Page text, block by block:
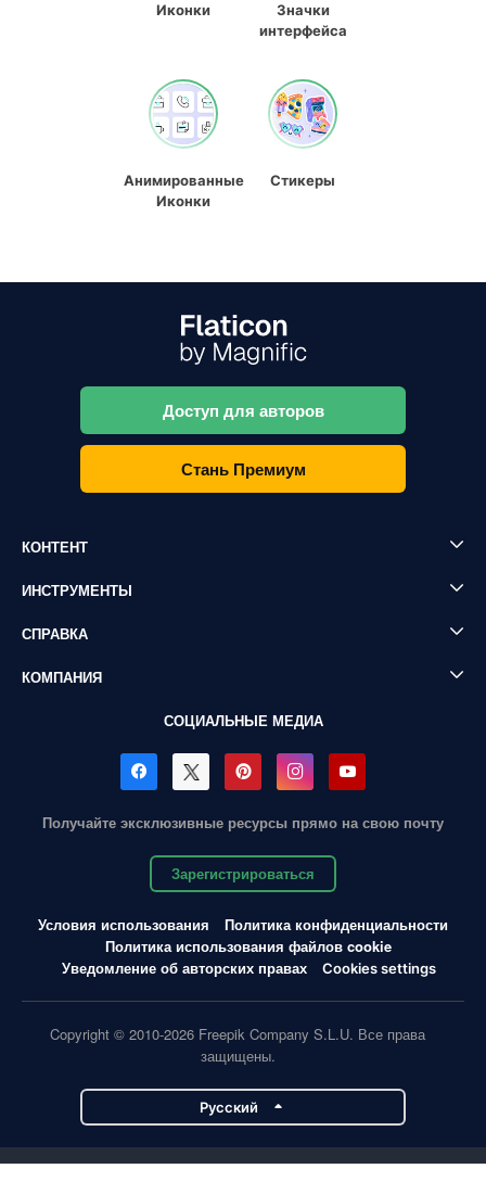
Иконки
Значки
интерфейса
Анимированные
Иконки
Стикеры
Доступ для авторов
Стань Премиум
КОНТЕНТ
ИНСТРУМЕНТЫ
СПРАВКА
КОМПАНИЯ
СОЦИАЛЬНЫЕ МЕДИА
Получайте эксклюзивные ресурсы прямо на свою почту
Зарегистрироваться
Условия использования
Политика конфиденциальности
Политика использования файлов cookie
Уведомление об авторских правах
Cookies settings
Copyright © 2010-2026 Freepik Company S.L.U. Все права
защищены.
Pусский